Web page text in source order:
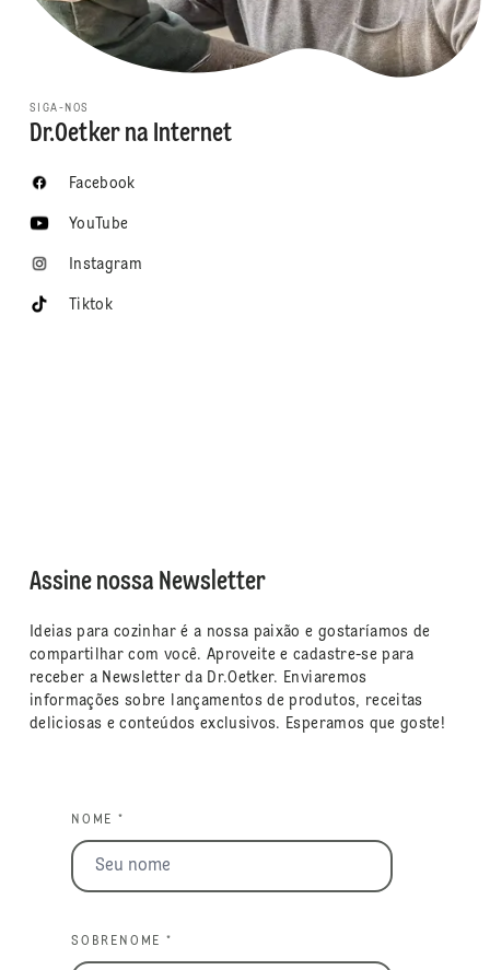
SIGA-NOS
Dr.Oetker na Internet
Facebook
YouTube
Instagram
Tiktok
Assine nossa Newsletter
Ideias para cozinhar é a nossa paixão e gostaríamos de
compartilhar com você. Aproveite e cadastre-se para
receber a Newsletter da Dr.Oetker. Enviaremos
informações sobre lançamentos de produtos, receitas
deliciosas e conteúdos exclusivos. Esperamos que goste!
NOME *
SOBRENOME *